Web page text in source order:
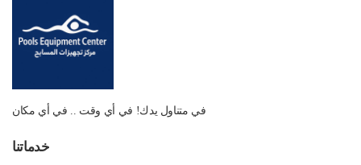
في متناول يدك! في أي وقت .. في أي مكان
خدماتنا